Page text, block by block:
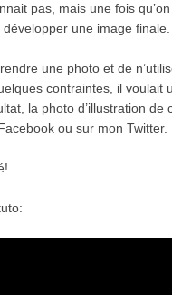
pas, mais une fois
une image finale.
une photo et de
contraintes, il voulait
la photo d’illustration de
ou sur mon Twitter.